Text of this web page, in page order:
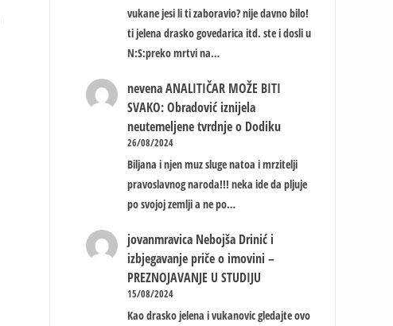
vukane jesi li ti zaboravio? nije davno bilo!
ti jelena drasko govedarica itd. ste i dosli u
N:S:preko mrtvi na…
nevena ANALITIČAR MOŽE BITI
SVAKO: Obradović iznijela
neutemeljene tvrdnje o Dodiku
26/08/2024
Biljana i njen muz sluge natoa i mrzitelji
pravoslavnog naroda!!! neka ide da pljuje
po svojoj zemlji a ne po…
jovanmravica Nebojša Drinić i
izbjegavanje priče o imovini –
PREZNOJAVANJE U STUDIJU
15/08/2024
Kao drasko jelena i vukanovic gledajte ovo